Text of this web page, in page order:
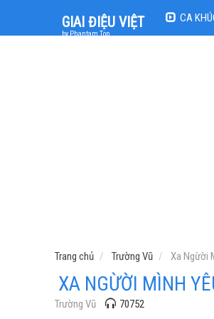
GIAI ĐIỆU VIỆT
by Phantam Top
CA
Trang chủ Trường Vũ Xa Ngừời
XA NGỪỜI MÌNH
Trường Vũ 70752